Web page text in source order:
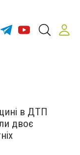
в ДТП
двоє